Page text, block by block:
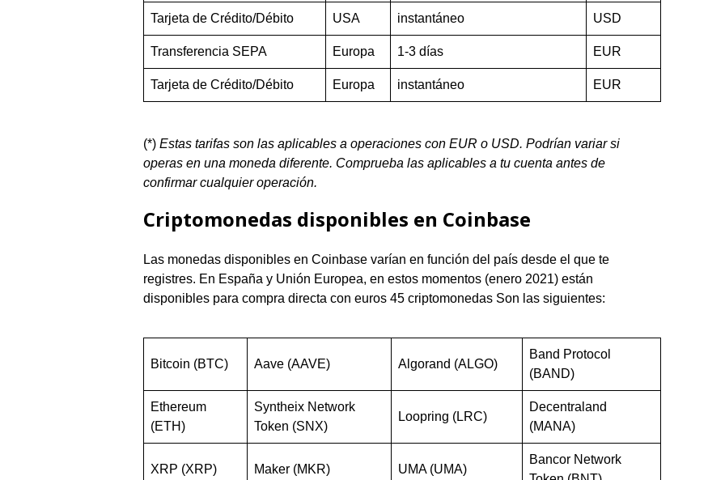
Tarjeta de Crédito/Débito USA instantáneo USD
Transferencia SEPA Europa 1-3 días EUR
Tarjeta de Crédito/Débito Europa instantáneo EUR
(*) Estas tarifas son las aplicables a operaciones con EUR o USD. Podrían variar si
operas en una moneda diferente. Comprueba las aplicables a tu cuenta antes de
confirmar cualquier operación.
Criptomonedas disponibles en Coinbase
Las monedas disponibles en Coinbase varían en función del país desde el que te
registres. En España y Unión Europea, en estos momentos (enero 2021) están
disponibles para compra directa con euros 45 criptomonedas Son las siguientes:
Bitcoin (BTC) Aave (AAVE) Algorand (ALGO)
Band Protocol
(BAND)
Ethereum
(ETH)
Syntheix Network
Token (SNX)
Loopring (LRC)
Decentraland
(MANA)
XRP (XRP) Maker (MKR) UMA (UMA)
Bancor Network